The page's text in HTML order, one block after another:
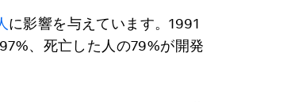
に影響を与えています。1991
、死亡した人の79%が開発